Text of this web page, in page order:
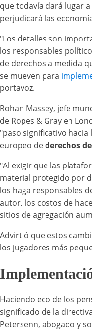
que todavía dará lugar
perjudicará las
"Los detalles son
los responsables
de derechos a medida
se mueven para
portavoz.
Rohan Massey, jefe
de Ropes & Gray en
"paso significativo
europeo dederechos
"Al exigir que las
material protegido por
los haga responsables
autor, los costos de
sitios de agregación
Advirtió que estos
los jugadores más
Haciendo eco de los
significado de la
Petersenn, abogado y